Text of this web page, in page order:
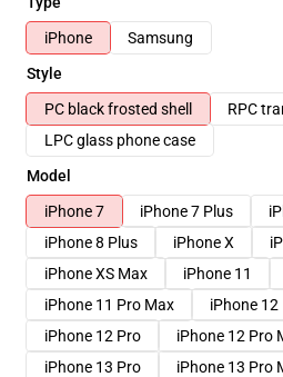
iPhone
Samsung
Style
PC black frosted shell
RPC
LPC glass phone case
Model
iPhone 7
iPhone 7 Plus
iPhone 8 Plus
iPhone X
iPhone XS Max
iPhone 11
iPhone 11 Pro Max
iPhone 12
iPhone 12 Pro
iPhone 12 Pro
iPhone 13 Pro
iPhone 13 Pro